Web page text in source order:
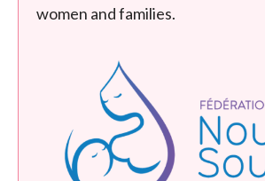
women and families.